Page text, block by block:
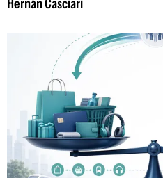
Hernán Casciari